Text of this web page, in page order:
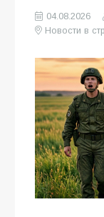
04.08.2026
Новости в